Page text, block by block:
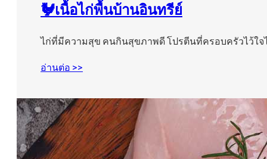
🐓เนื้อไก่พื้นบ้านอินทรีย์
ไก่ที่มีความสุข คนกินสุขภาพดี โปรตีนที่ครอบครัวไว้ใจ
อ่านต่อ >>